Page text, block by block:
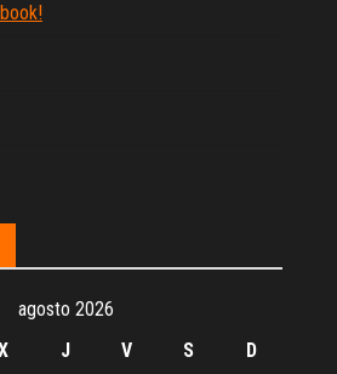
agosto 2026
J V S D